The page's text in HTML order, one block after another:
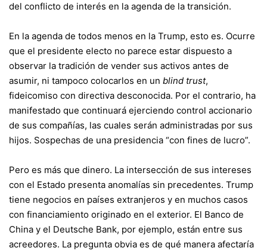
del conflicto de interés en la agenda de la transición.
En la agenda de todos menos en la Trump, esto es. Ocurre
que el presidente electo no parece estar dispuesto a
observar la tradición de vender sus activos antes de
asumir, ni tampoco colocarlos en un blind trust,
fideicomiso con directiva desconocida. Por el contrario, ha
manifestado que continuará ejerciendo control accionario
de sus compañías, las cuales serán administradas por sus
hijos. Sospechas de una presidencia “con fines de lucro”.
Pero es más que dinero. La intersección de sus intereses
con el Estado presenta anomalías sin precedentes. Trump
tiene negocios en países extranjeros y en muchos casos
con financiamiento originado en el exterior. El Banco de
China y el Deutsche Bank, por ejemplo, están entre sus
acreedores. La pregunta obvia es de qué manera afectaría